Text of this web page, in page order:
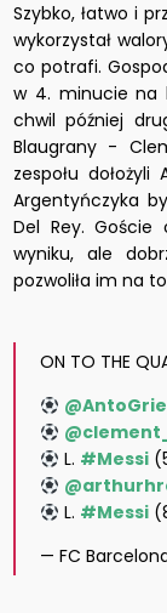
Szybko, łatwo i
wykorzystał
co potrafi.
w 4. minucie na
chwil później
Blaugrany -
zespołu
Argentyńczyka
Del Rey.
wyniku, ale
pozwoliła im na
ON TO THE
L. #Messi
L. #Messi
— FC